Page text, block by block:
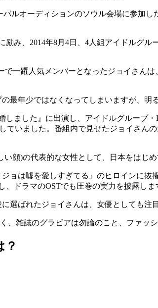
ルオーディションのソウル会場に参加
み、2014年8月4日、4人組アイドルグル
で一躍人気メンバーとなったジョイさん
最年少ではなくなってしまいますが、明
しました』に出演し、アイドルグループ
ていました。番組内で見せたジョイさん
顔)の代表的な女性として、日本をはじ
ョは嘘を愛しすぎてる』のヒロインに抜
ドラマのOSTでも圧巻の実力を披露しま
選ばれたジョイさんは、女優としても注
、雑誌のグラビアは勿論のこと、ファッ
？